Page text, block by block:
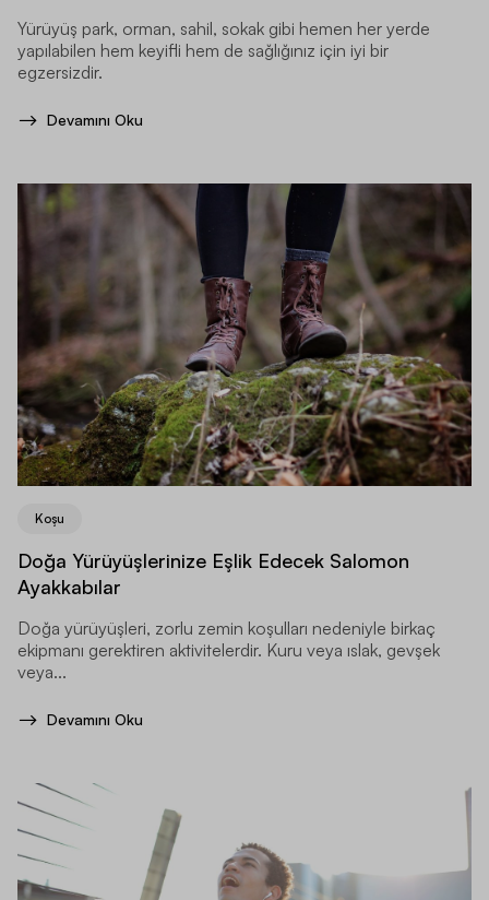
Yürüyüş park, orman, sahil, sokak gibi hemen her yerde
yapılabilen hem keyifli hem de sağlığınız için iyi bir
egzersizdir.
Devamını Oku
Koşu
Doğa Yürüyüşlerinize Eşlik Edecek Salomon
Ayakkabılar
Doğa yürüyüşleri, zorlu zemin koşulları nedeniyle birkaç
ekipmanı gerektiren aktivitelerdir. Kuru veya ıslak, gevşek
veya...
Devamını Oku